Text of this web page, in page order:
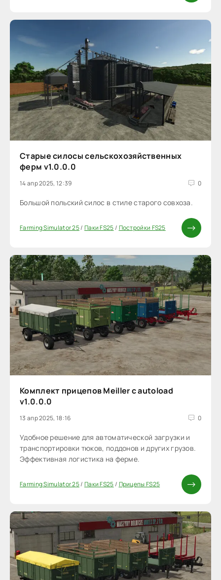
Старые силосы сельскохозяйственных
ферм v1.0.0.0
14 апр 2025, 12:39 0
Большой польский силос в стиле старого совхоза.
Farming Simulator 25/ Паки FS25/ Постройки FS25
Комплект прицепов Meiller с autoload
v1.0.0.0
13 апр 2025, 18:16 0
Удобное решение для автоматической загрузки и
транспортировки тюков, поддонов и других грузов.
Эффективная логистика на ферме.
Farming Simulator 25/ Паки FS25/ Прицепы FS25